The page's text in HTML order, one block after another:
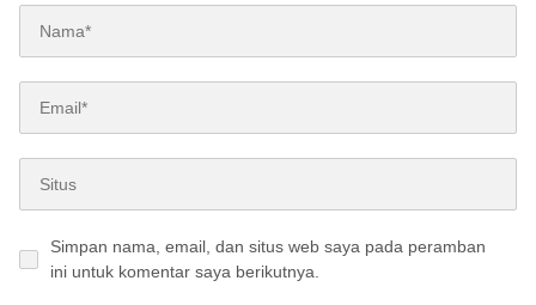
Simpan nama, email, dan situs web saya pada peramban
ini untuk komentar saya berikutnya.